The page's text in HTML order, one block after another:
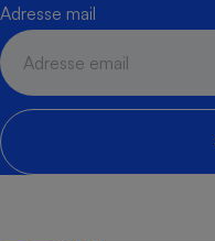
Adresse mail